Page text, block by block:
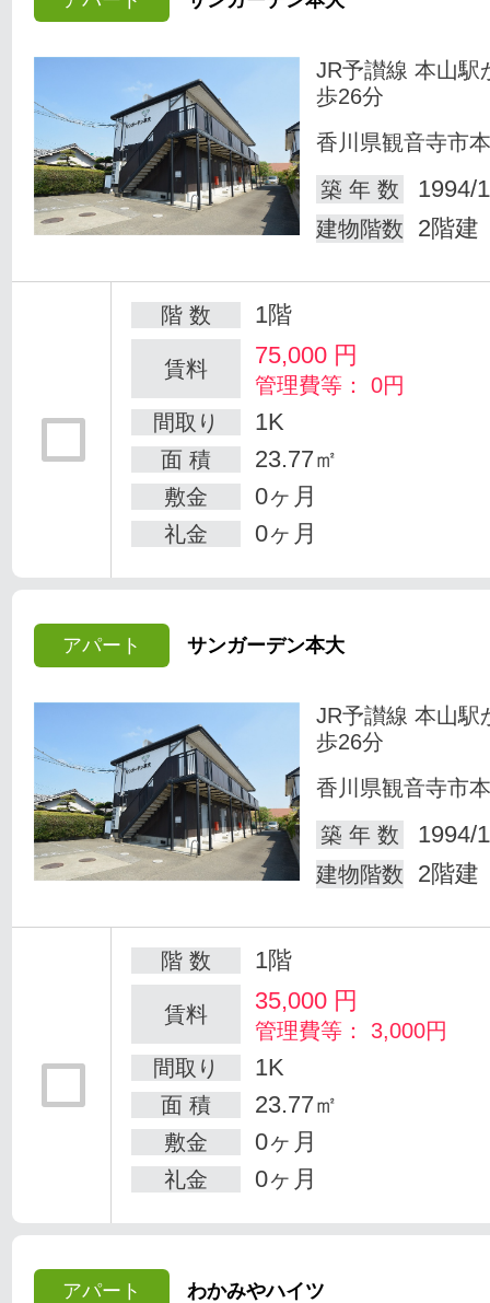
JR予讃線 本山駅
歩26分
香川県観音寺市
築 年 数
1994/
建物階数 2階建
階 数 1階
賃料 75,000 円
管理費等： 0円
間取り
1K
面 積 23.77㎡
敷金 0ヶ月
礼金 0ヶ月
アパート サンガーデン本大
JR予讃線 本山駅
歩26分
香川県観音寺市
築 年 数
1994/
建物階数 2階建
階 数 1階
賃料 35,000 円
管理費等： 3,000円
間取り
1K
面 積 23.77㎡
敷金 0ヶ月
礼金 0ヶ月
アパート わかみやハイツ